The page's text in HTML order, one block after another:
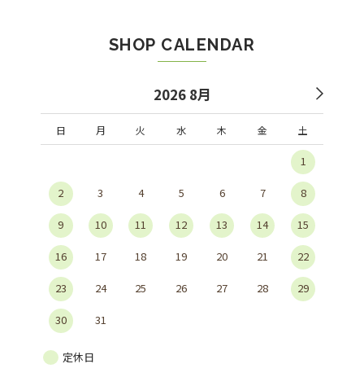
SHOP CALENDAR
2026 8月
日 月 火 水 木 金 土
1
2 3 4 5 6 7 8
9 10 11 12 13 14 15
16 17 18 19 20 21 22
23 24 25 26 27 28 29
30 31
定休日